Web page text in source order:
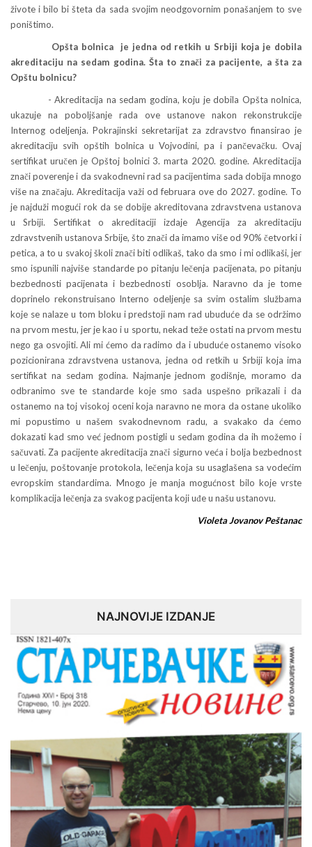
živote i bilo bi šteta da sada svojim neodgovornim ponašanjem to sve
poništimo.
Opšta bolnica je jedna od retkih u Srbiji koja je dobila
akreditaciju na sedam godina. Šta to znači za pacijente, a šta za
Opštu bolnicu?
- Akreditacija na sedam godina, koju je dobila Opšta nolnica,
ukazuje na poboljšanje rada ove ustanove nakon rekonstrukcije
Internog odeljenja. Pokrajinski sekretarijat za zdravstvo finansirao je
akreditaciju svih opštih bolnica u Vojvodini, pa i pančevačku. Ovaj
sertifikat uručen je Opštoj bolnici 3. marta 2020. godine. Akreditacija
znači poverenje i da svakodnevni rad sa pacijentima sada dobija mnogo
više na značaju. Akreditacija važi od februara ove do 2027. godine. To
je najduži mogući rok da se dobije akreditovana zdravstvena ustanova
u Srbiji. Sertifikat o akreditaciji izdaje Agencija za akreditaciju
zdravstvenih ustanova Srbije, što znači da imamo više od 90% četvorki i
petica, a to u svakoj školi znači biti odlikaš, tako da smo i mi odlikaši, jer
smo ispunili najviše standarde po pitanju lečenja pacijenata, po pitanju
bezbednosti pacijenata i bezbednosti osoblja. Naravno da je tome
doprinelo rekonstruisano Interno odeljenje sa svim ostalim službama
koje se nalaze u tom bloku i predstoji nam rad ubuduće da se održimo
na prvom mestu, jer je kao i u sportu, nekad teže ostati na prvom mestu
nego ga osvojiti. Ali mi ćemo da radimo da i ubuduće ostanemo visoko
pozicionirana zdravstvena ustanova, jedna od retkih u Srbiji koja ima
sertifikat na sedam godina. Najmanje jednom godišnje, moramo da
odbranimo sve te standarde koje smo sada uspešno prikazali i da
ostanemo na toj visokoj oceni koja naravno ne mora da ostane ukoliko
mi popustimo u našem svakodnevnom radu, a svakako da ćemo
dokazati kad smo već jednom postigli u sedam godina da ih možemo i
sačuvati. Za pacijente akreditacija znači sigurno veća i bolja bezbednost
u lečenju, poštovanje protokola, lečenja koja su usaglašena sa vodećim
evropskim standardima. Mnogo je manja mogućnost bilo koje vrste
komplikacija lečenja za svakog pacijenta koji uđe u našu ustanovu.
Violeta Jovanov Peštanac
NAJNOVIJE IZDANJE